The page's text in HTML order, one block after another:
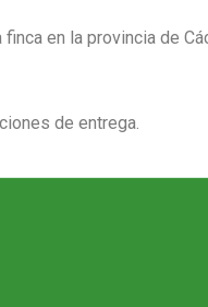
en la provincia de
de entrega.